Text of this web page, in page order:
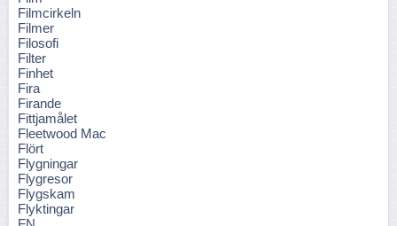
Filmcirkeln
Filmer
Filosofi
Filter
Finhet
Fira
Firande
Fittjamålet
Fleetwood Mac
Flört
Flygningar
Flygresor
Flygskam
Flyktingar